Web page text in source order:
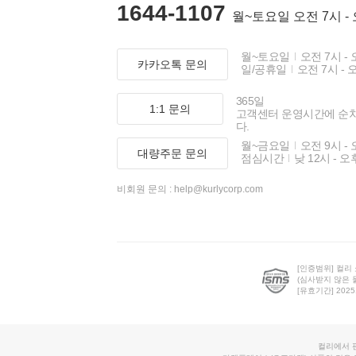
1644-1107 월~토요일 오전 7시 -
카카오톡 문의
월~토요일
오전 7시 -
일/공휴일
오전 7시 -
1:1 문의
365일
고객센터 운영시간에 순
다.
대량주문 문의
월~금요일
오전 9시 -
점심시간
낮 12시 - 오
비회원 문의 : help@kurlycorp.com
[인증범위] 컬리
(심사받지 않은
[유효기간]
컬리에서